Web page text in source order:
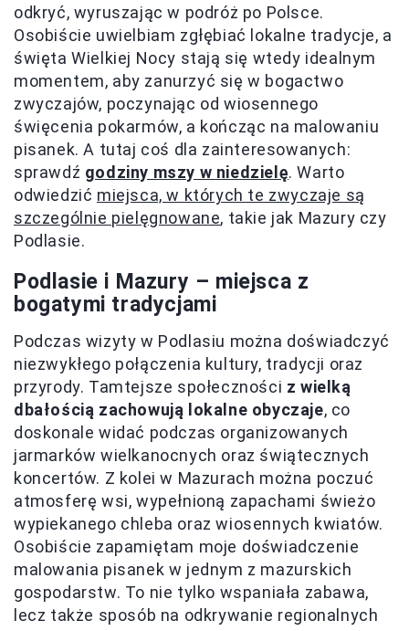
odkryć, wyruszając w podróż po Polsce.
Osobiście uwielbiam zgłębiać lokalne tradycje, a
święta Wielkiej Nocy stają się wtedy idealnym
momentem, aby zanurzyć się w bogactwo
zwyczajów, poczynając od wiosennego
święcenia pokarmów, a kończąc na malowaniu
pisanek. A tutaj coś dla zainteresowanych:
sprawdź godziny mszy w niedzielę. Warto
odwiedzić miejsca, w których te zwyczaje są
szczególnie pielęgnowane, takie jak Mazury czy
Podlasie.
Podlasie i Mazury – miejsca z
bogatymi tradycjami
Podczas wizyty w Podlasiu można doświadczyć
niezwykłego połączenia kultury, tradycji oraz
przyrody. Tamtejsze społeczności z wielką
dbałością zachowują lokalne obyczaje, co
doskonale widać podczas organizowanych
jarmarków wielkanocnych oraz świątecznych
koncertów. Z kolei w Mazurach można poczuć
atmosferę wsi, wypełnioną zapachami świeżo
wypiekanego chleba oraz wiosennych kwiatów.
Osobiście zapamiętam moje doświadczenie
malowania pisanek w jednym z mazurskich
gospodarstw. To nie tylko wspaniała zabawa,
lecz także sposób na odkrywanie regionalnych